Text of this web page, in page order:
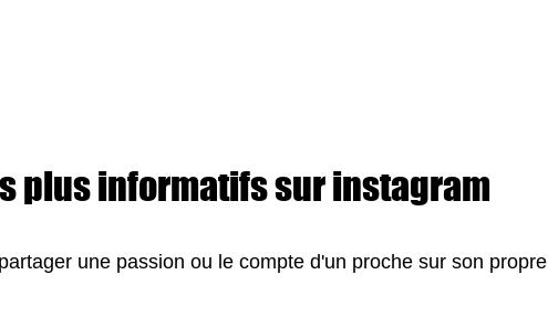
plus informatifs sur instagram
une passion ou le compte d'un proche sur son propre